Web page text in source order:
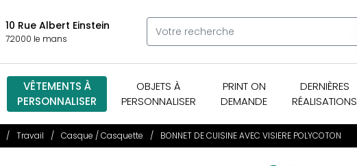
10 Rue Albert Einstein
72000 le mans
VÊTEMENTS À
PERSONNALISER
OBJETS À
PERSONNALISER
PRINT ON
DEMANDE
DERNIÈRES
RÉALISATIONS
Travail Casque / Casquette BONNET DE CUISINE AVEC VISIERE POLYCOTON